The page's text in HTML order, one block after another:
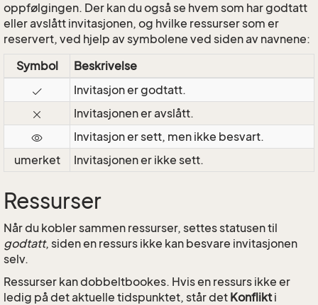
oppfølgingen. Der kan du også se hvem som har godtatt
eller avslått invitasjonen, og hvilke ressurser som er
reservert, ved hjelp av symbolene ved siden av navnene:
Symbol
Beskrivelse
Invitasjon er godtatt.
Invitasjonen er avslått.
Invitasjon er sett, men ikke besvart.
umerket
Invitasjonen er ikke sett.
Ressurser
Når du kobler sammen ressurser, settes statusen til
godtatt, siden en ressurs ikke kan besvare invitasjonen
selv.
Ressurser kan dobbeltbookes. Hvis en ressurs ikke er
ledig på det aktuelle tidspunktet, står det Konflikti